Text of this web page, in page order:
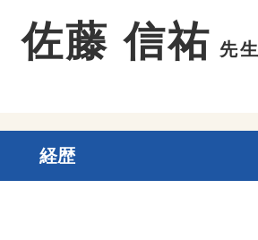
佐藤 信祐 先
経歴